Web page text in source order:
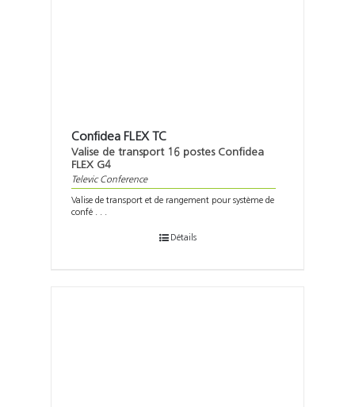
Confidea FLEX TC
Valise de transport 16 postes Confidea
FLEX G4
Televic Conference
Valise de transport et de rangement pour système de
confé . . .
Détails